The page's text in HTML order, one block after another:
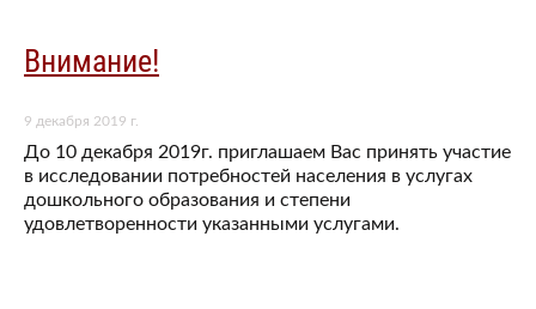
Внимание!
9 декабря 2019 г.
До 10 декабря 2019г. приглашаем Вас принять участие
в исследовании потребностей населения в услугах
дошкольного образования и степени
удовлетворенности указанными услугами.